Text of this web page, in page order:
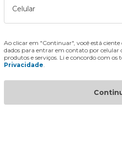
Celular
Ao clicar em "Continuar", você está ciente
dados para entrar em contato por celular
produtos e serviços. Li e concordo com os
Privacidade